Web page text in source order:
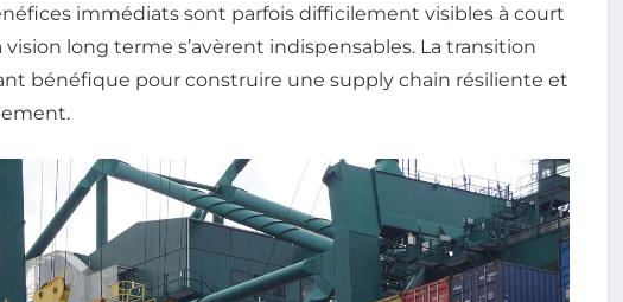
immédiats sont parfois difficilement visibles à court
long terme s’avèrent indispensables. La transition
bénéfique pour construire une supply chain résiliente et